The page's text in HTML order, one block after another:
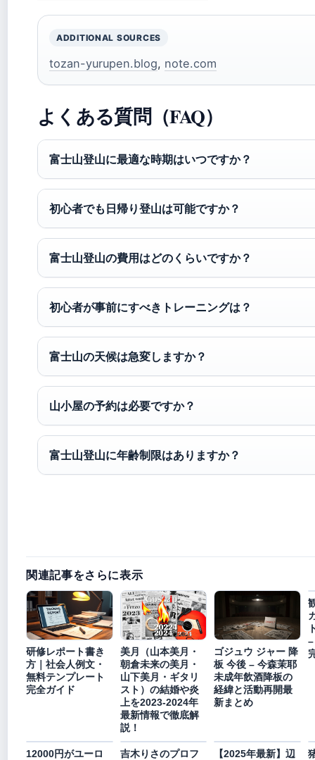
ADDITIONAL SOURCES
tozan-yurupen.blog, note.com
よくある質問（FAQ）
富士山登山に最適な時期はいつですか？
初心者でも日帰り登山は可能ですか？
富士山登山の費用はどのくらいですか？
初心者が事前にすべきトレーニングは？
富士山の天候は急変しますか？
山小屋の予約は必要ですか？
富士山登山に年齢制限はありますか？
関連記事をさらに表示
研修レポート書き
方｜社会人例文・
無料テンプレート
完全ガイド
美月（山本美月・
朝倉未来の美月・
山下美月・ギタリ
スト）の結婚や炎
上を2023-2024年
最新情報で徹底解
説！
ゴジュウ ジャー 降
板 今後 – 今森茉耶
未成年飲酒降板の
経緯と活動再開最
新まとめ
12000円がユーロ 吉木りさのプロフ 【2025年最新】辺